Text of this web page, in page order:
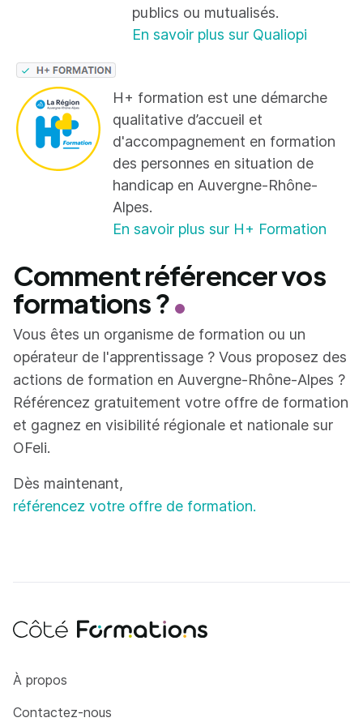
publics ou mutualisés.
En savoir plus sur Qualiopi
H+ formation est une démarche
qualitative d’accueil et
d'accompagnement en formation
des personnes en situation de
handicap en Auvergne-Rhône-
Alpes.
En savoir plus sur H+ Formation
Comment référencer vos
formations ?
Vous êtes un organisme de formation ou un
opérateur de l'apprentissage ? Vous proposez des
actions de formation en Auvergne-Rhône-Alpes ?
Référencez gratuitement votre offre de formation
et gagnez en visibilité régionale et nationale sur
OFeli.
Dès maintenant,
référencez votre offre de formation.
Côté Formations
À propos
Contactez-nous